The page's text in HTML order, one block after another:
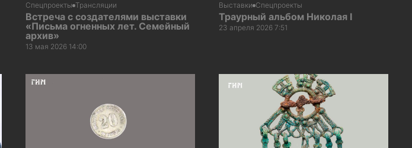
Спецпроекты Трансляции
Встреча с создателями выставки
«Письма огненных лет. Семейный
архив»
13 мая 2026 14:00
Выставки Спецпроекты
Траурный альбом Николая I
23 апреля 2026 7:51